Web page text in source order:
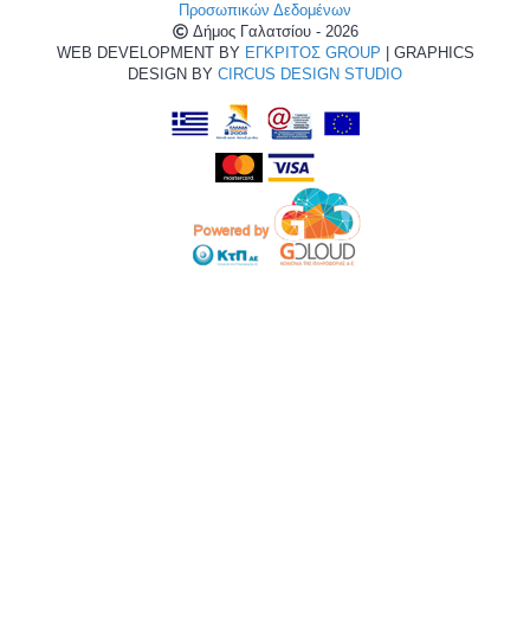
Προσωπικών Δεδομένων
Δήμος Γαλατσίου - 2026
WEB DEVELOPMENT BY ΕΓΚΡΙΤΟΣ GROUP | GRAPHICS
DESIGN BY CIRCUS DESIGN STUDIO